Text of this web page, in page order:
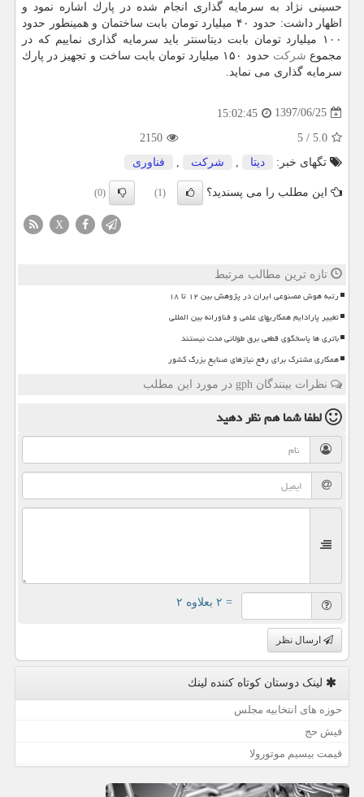
حسینی نژاد به سرمایه گذاری انجام شده در پارك اشاره نمود و
اظهار داشت: حدود ۴۰ میلیارد تومان بابت ساختمان و همینطور حدود
۱۰۰ میلیارد تومان بابت دیتاسنتر باید سرمایه گذاری نماییم كه در
مجموع شركت
حدود ۱۵۰ میلیارد تومان بابت ساخت و تجهیز در پارك
سرمایه گذاری می نماید.
1397/06/25
15:02:45
5.0
/
5
2150
تگهای خبر:
دیتا , شركت , فناوری
این مطلب را می پسندید؟ (1)
(0)
X
تازه ترین مطالب مرتبط
رتبه هوش مصنوعی ایران در پژوهش بین ۱۲ تا ۱۸
تغییر پارادایم همکاریهای علمی و فناورانه بین المللی
باتری ها پاسخگوی قطعی برق طولانی مدت نیستند
همکاری مشترک برای رفع نیازهای صنایع بزرگ کشور
نظرات بینندگان gph در مورد این مطلب
لطفا شما همنظر دهید
= ۲ بعلاوه ۲
ارسال نظر
لینک دوستان كوتاه كننده لینك
حوزه های انتخابیه مجلس
فیش حج
قیمت بیسیم موتورولا